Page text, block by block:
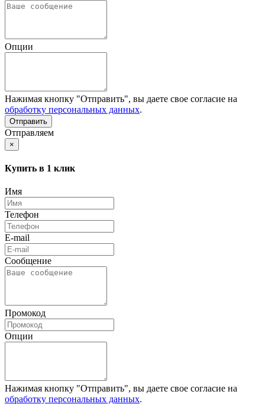
Опции
Нажимая кнопку "Отправить", вы даете свое согласие на
обработку персональных данных.
Отправляем
×
Купить в 1 клик
Имя
Телефон
E-mail
Сообщение
Промокод
Опции
Нажимая кнопку "Отправить", вы даете свое согласие на
обработку персональных данных.